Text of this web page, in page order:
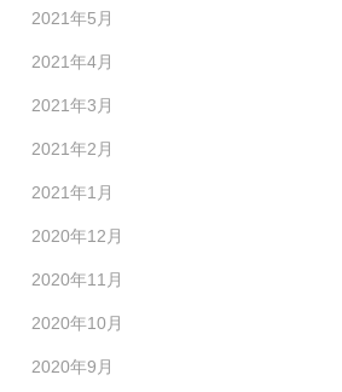
2021年5月
2021年4月
2021年3月
2021年2月
2021年1月
2020年12月
2020年11月
2020年10月
2020年9月